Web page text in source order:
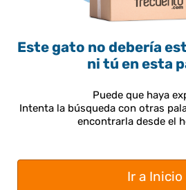
Este gato no debería
ni tú en esta
Puede que haya
Intenta la búsqueda con otras
encontrarla desde el
Ir a Inicio